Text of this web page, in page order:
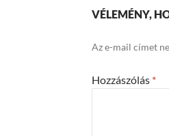
VÉLEMÉNY,
Az e-mail címet
Hozzászólás *